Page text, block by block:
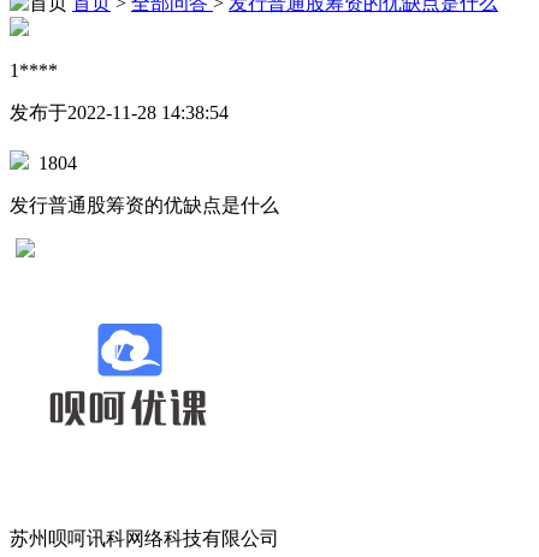
1****
发布于2022-11-28 14:38:54
1804
发行普通股筹资的优缺点是什么
苏州呗呵讯科网络科技有限公司